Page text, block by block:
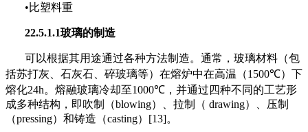
•比塑料重
22.5.1.1玻璃的制造
可以根据其用途通过各种方法制造。通常，玻璃材料（包
括苏打灰、石灰石、碎玻璃等）在熔炉中在高温（1500℃）下
熔化24h。熔融玻璃冷却至1000℃ ，并通过四种不同的工艺形
成多种结构，即吹制
（blowing） 、拉制 （ drawing）
、压制
（pressing） 和铸造 （casting） [13]。